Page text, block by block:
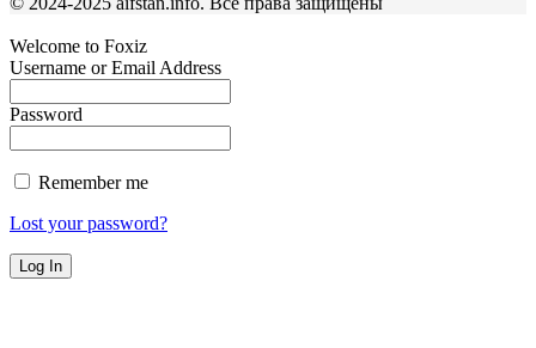
Welcome to Foxiz
Username or Email Address
Password
Remember me
Lost your password?